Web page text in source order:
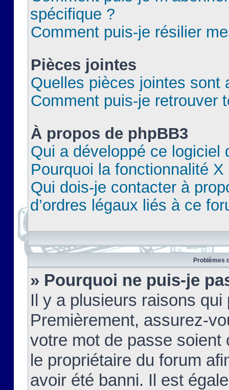
spécifique ?
Comment puis-je résilier
Pièces jointes
Quelles pièces jointes sont
Comment puis-je retrouver
À propos de phpBB3
Qui a développé ce logiciel
Pourquoi la fonctionnalité X
Qui dois-je contacter à
d’ordres légaux liés à ce
Problèmes
» Pourquoi ne puis-je
Il y a plusieurs raisons
Premièrement, assurez-
votre mot de passe soient
le propriétaire du forum
avoir été banni. Il est